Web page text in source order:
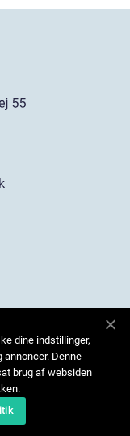
dine indstillinger,
Denne
brug af websiden